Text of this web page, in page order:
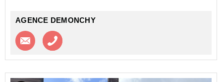
AGENCE DEMONCHY
Contacter l'agence